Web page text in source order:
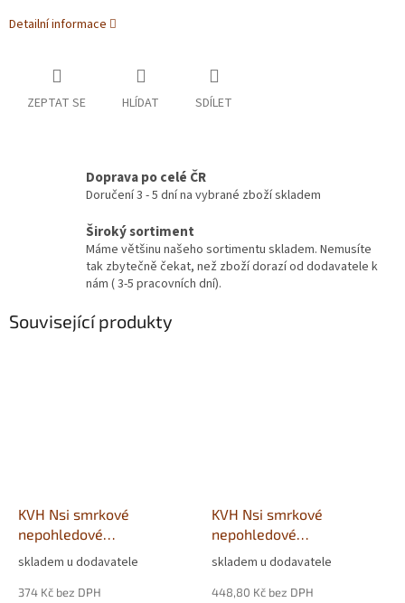
Detailní informace
ZEPTAT SE HLÍDAT SDÍLET
Doprava po celé ČR
Doručení 3 - 5 dní na vybrané zboží skladem
Široký sortiment
Máme většinu našeho sortimentu skladem. Nemusíte
tak zbytečně čekat, než zboží dorazí od dodavatele k
nám ( 3-5 pracovních dní).
Související produkty
KVH Nsi smrkové
nepohledové
40x100x5000mm
skladem u dodavatele
374 Kč bez DPH
KVH Nsi smrkové
nepohledové
40x120x5000mm
skladem u dodavatele
448,80 Kč bez DPH